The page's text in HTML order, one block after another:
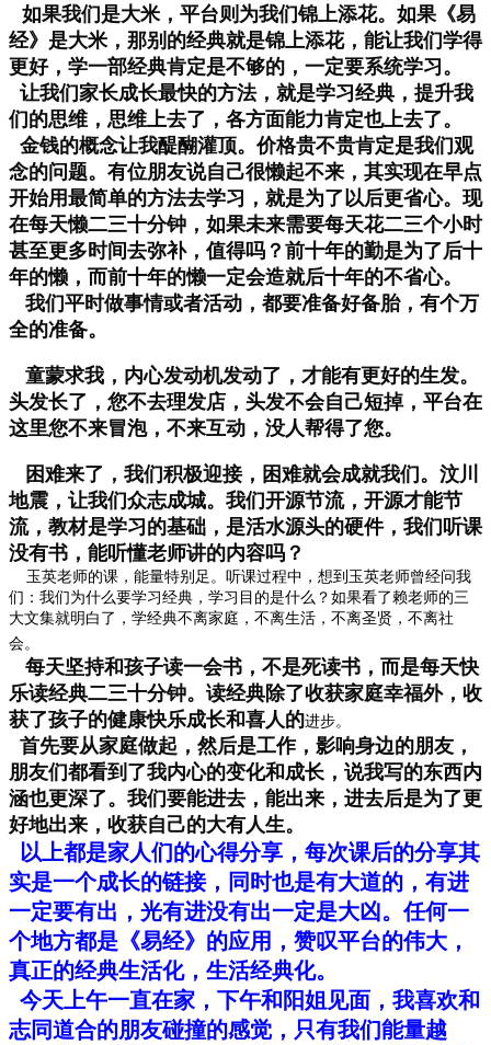
如果我们是大米，平台则为我们锦上添花。如果《易
经》是大米，那别的经典就是锦上添花，能让我们学得
更好，学一部经典肯定是不够的，一定要系统学习。
让我们家长成长最快的方法，就是学习经典，提升我
们的思维，思维上去了，各方面能力肯定也上去了。
金钱的概念让我醍醐灌顶。价格贵不贵肯定是我们观
念的问题。有位朋友说自己很懒起不来，其实现在早点
开始用最简单的方法去学习，就是为了以后更省心。现
在每天懒二三十分钟，如果未来需要每天花二三个小时
甚至更多时间去弥补，值得吗？前十年的勤是为了后十
年的懒，而前十年的懒一定会造就后十年的不省心。
我们平时做事情或者活动，都要准备好备胎，有个万
全的准备。
童蒙求我，内心发动机发动了，才能有更好的生发。
头发长了，您不去理发店，头发不会自己短掉，平台在
这里您不来冒泡，不来互动，没人帮得了您。
困难来了，我们积极迎接，困难就会成就我们。汶川
地震，让我们众志成城。我们开源节流，开源才能节
流，教材是学习的基础，是活水源头的硬件，我们听课
没有书，能听懂老师讲的内容吗？
玉英老师的课，能量特别足。听课过程中，想到玉英老师曾经问我
们：我们为什么要学习经典，学习目的是什么？如果看了赖老师的三
大文集就明白了，学经典不离家庭，不离生活，不离圣贤，不离社
会。
每天坚持和孩子读一会书，不是死读书，而是每天快
乐读经典二三十分钟。读经典除了收获家庭幸福外，收
获了孩子的健康快乐成长和喜人的进步。
首先要从家庭做起，然后是工作，影响身边的朋友，
朋友们都看到了我内心的变化和成长，说我写的东西内
涵也更深了。我们要能进去，能出来，进去后是为了更
好地出来，收获自己的大有人生。
以上都是家人们的心得分享，每次课后的分享其
实是一个成长的链接，同时也是有大道的，有进
一定要有出，光有进没有出一定是大凶。任何一
个地方都是《易经》的应用，赞叹平台的伟大，
真正的经典生活化，生活经典化。
今天上午一直在家，下午和阳姐见面，我喜欢和
志同道合的朋友碰撞的感觉，只有我们能量越